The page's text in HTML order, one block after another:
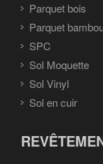
Parquet bois
Parquet
SPC
Sol Moquette
Sol Vinyl
Sol en cuir